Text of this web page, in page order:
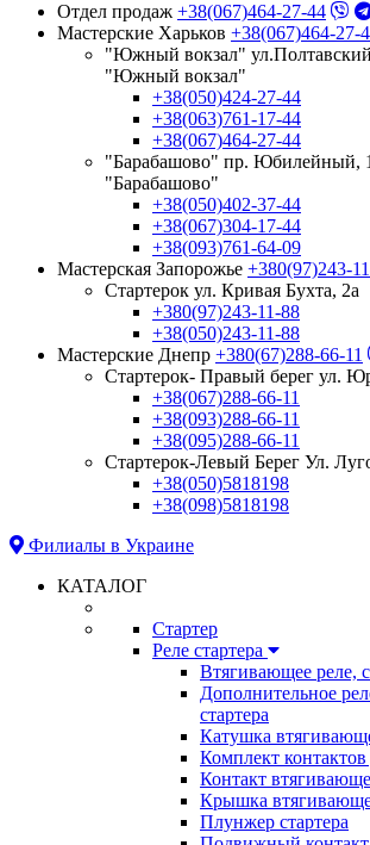
Отдел продаж +38(067)464-27-44
Мастерские Харьков +38(067)464-27-
"Южный вокзал"
"Южный вокзал"
+38(050)424-27-44
+38(063)761-17-44
+38(067)464-27-44
"Барабашово" пр. Юбилейный,
"Барабашово"
+38(050)402-37-44
+38(067)304-17-44
+38(093)761-64-09
Мастерская Запорожье +380(97)243-
Стартерок ул. Кривая Бухта, 2а
+380(97)243-11-88
+38(050)243-11-88
Мастерские Днепр +380(67)288-66-11
Стартерок- Правый берег ул.
+38(067)288-66-11
+38(093)288-66-11
+38(095)288-66-11
Стартерок-Левый Берег Ул.
+38(050)5818198
+38(098)5818198
Филиалы в Украине
КАТАЛОГ
Стартер
Реле стартера
Втягивающее реле,
Дополнительное
стартера
Катушка
Комплект контактов
Контакт
Крышка
Плунжер стартера